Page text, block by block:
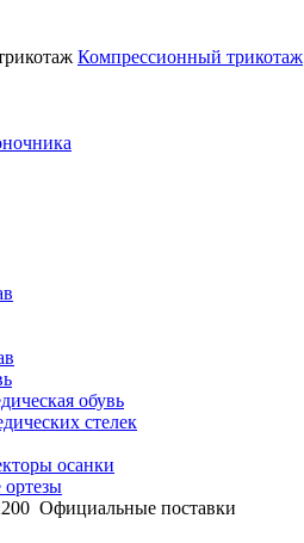
Компрессионный трикотаж
обувь
стелек
осанки
ортезы
Официальные поставки